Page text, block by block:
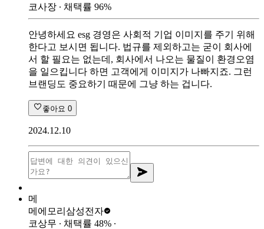
코사장 ∙ 채택률 96%
안녕하세요 esg 경영은 사회적 기업 이미지를 주기 위해
한다고 보시면 됩니다. 법규를 제외하고는 굳이 회사에
서 할 필요는 없는데, 회사에서 나오는 물질이 환경오염
을 일으킵니다 하면 고객에게 이미지가 나빠지죠. 그런
브랜딩도 중요하기 때문에 그냥 하는 겁니다.
좋아요 0
2024.12.10
메
메에모리 삼성전자
코상무 ∙ 채택률 48% ∙